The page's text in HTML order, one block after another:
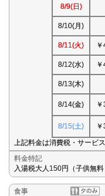
8/9(日)
8/10(月)
8/11(火)
8/12(水)
8/13(木)
8/14(金)
8/15(土)
上記料金は消費税・サービ
料金特記
入湯税大人150円（子供無
食事